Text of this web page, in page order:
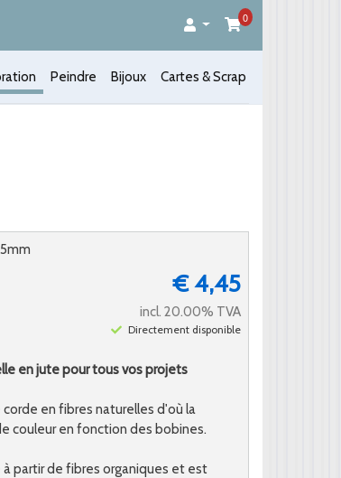
0
Peindre Bijoux Cartes & Scrap
€ 4,45
incl. 20.00% TVA
Directement disponible
en jute pour tous vos projets
en fibres naturelles d'où la
couleur en fonction des bobines.
partir de fibres organiques et est